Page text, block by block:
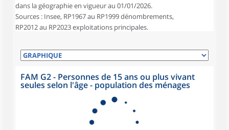
dans la géographie en vigueur au 01/01/2026.
Sources : Insee, RP1967 au RP1999 dénombrements,
RP2012 au RP2023 exploitations principales.
FAM G2 - Personnes de 15 ans ou plus vivant
seules selon l'âge - population des ménages